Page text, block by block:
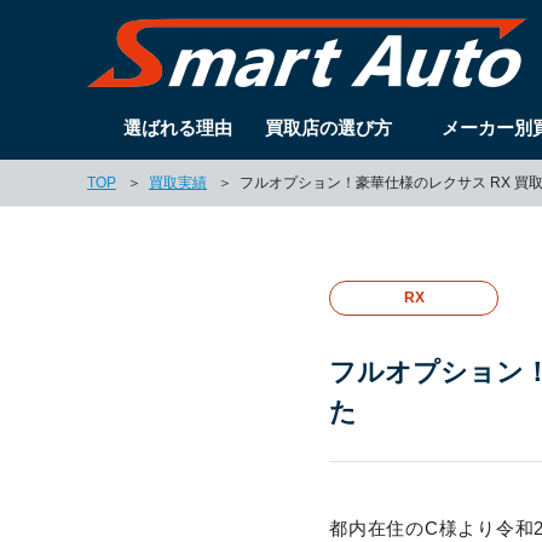
選ばれる理由 買取店の選び方 メーカー別
TOP 買取実績 フルオプション！豪華仕様のレクサス RX 買
RX
フルオプション
た
都内在住のC様より令和